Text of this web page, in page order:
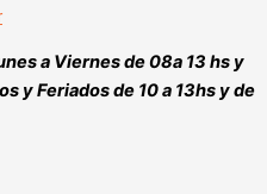
a Viernes de 08a 13 hs y
y Feriados de 10 a 13hs y de